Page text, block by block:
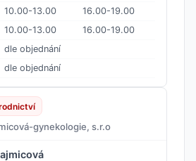
10.00-13.00
16.00-19.00
10.00-13.00
16.00-19.00
dle objednání
dle objednání
gynekologie, s.r.o